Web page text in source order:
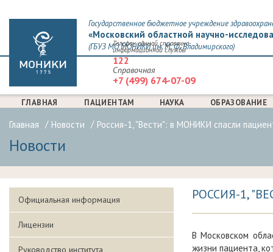
Государственное бюджетное учреждение
«Московский областной научно-
(ГБУЗ МО МОНИКИ им. М. Ф. Владимирского)
Телефон единой справочно-
информационной службы
122
Справочная
+7 (499) 674-07-09
ГЛАВНАЯ ПАЦИЕНТАМ НАУКА ОБРАЗОВАНИЕ
Главная Новости Россия-1, "Вести": в МОНИКИ спасли
Новости
Официальная информация
Лицензии
Руководство института
РОССИЯ-1,
В Московском
жизни пациента,